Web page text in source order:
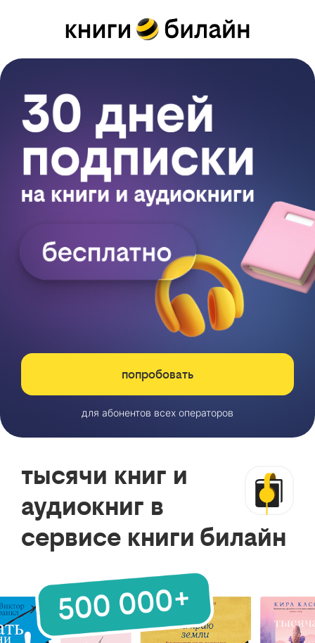
попробовать
для абонентов всех операторов
тысячи книг и
аудиокниг в
сервисе книги билайн